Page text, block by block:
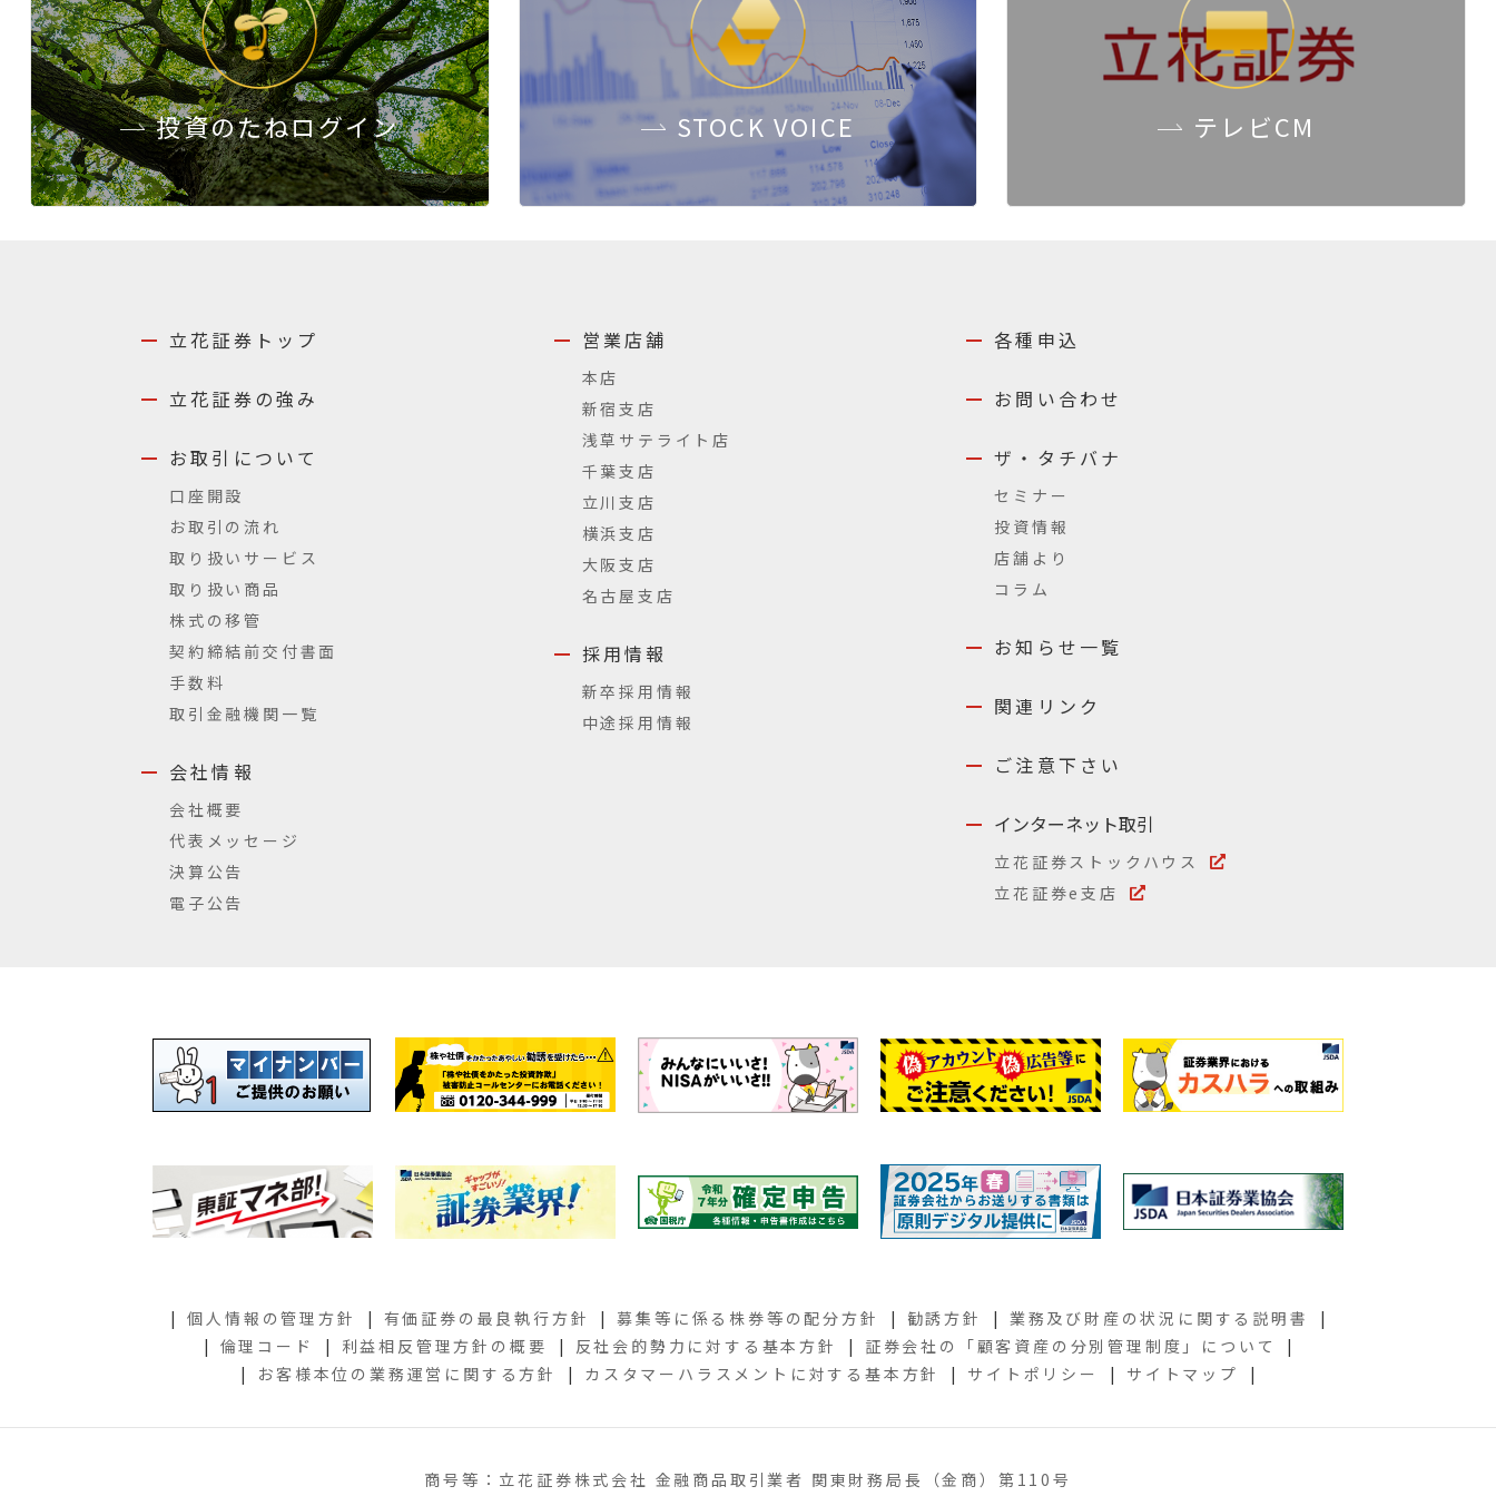
投資のたねログイン STOCKVOICE テレビCM
立花証券トップ
立花証券の強み
お取引について
口座開設
お取引の流れ
取り扱いサービス
取り扱い商品
株式の移管
契約締結前交付書面
手数料
取引金融機関一覧
会社情報
会社概要
代表メッセージ
決算公告
電子公告
営業店舗
本店
新宿支店
浅草サテライト店
千葉支店
立川支店
横浜支店
大阪支店
名古屋支店
採用情報
新卒採用情報
中途採用情報
各種申込
お問い合わせ
ザ・タチバナ
セミナー
投資情報
店舗より
コラム
お知らせ一覧
関連リンク
ご注意下さい
インターネット取引
立花証券ストックハウス
立花証券e支店
個人情報の管理方針 有価証券の最良執行方針 募集等に係る株券等の配分方針 勧誘方針
業務及び財産の状況に関する説明書
倫理コード
利益相反管理方針の概要 反社会的勢力に対する基本方針 証券会社の
「顧客資産の分別管理制度」について
お客様本位の業務運営に関する方針
カスタマーハラスメントに対する基本方針 サイトポリシー サイトマップ
商号等：立花証券株式会社 金融商品取引業者 関東財務局長（金商）第110号